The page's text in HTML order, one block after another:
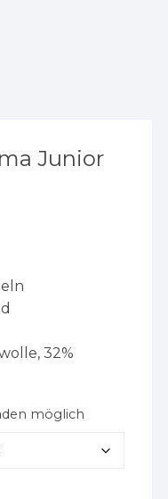
Junior
32%
möglich